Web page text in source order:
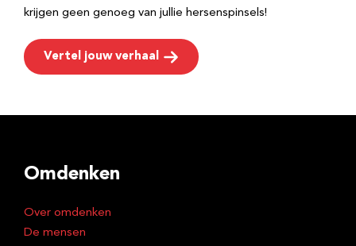
krijgen geen genoeg van jullie hersenspinsels!
Vertel jouw verhaal
Omdenken
Over omdenken
De mensen